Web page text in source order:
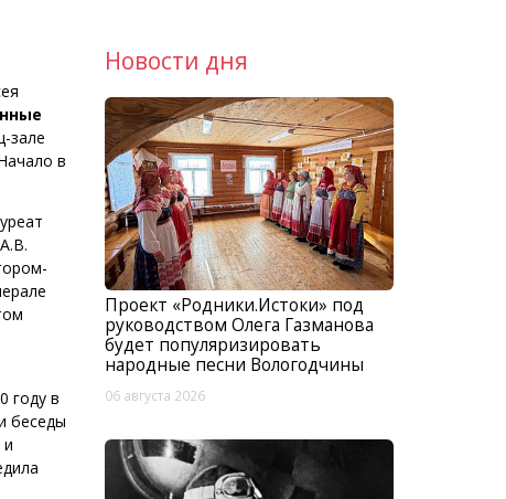
зале
в
году в
беседы
Новости дня
Проект «Родники.Истоки» под
руководством Олега Газманова
будет популяризировать
народные песни Вологодчины
06 августа 2026